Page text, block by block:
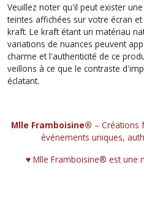
Veuillez noter qu'il peut exister
teintes affichées sur votre écran
kraft. Le kraft étant un matériau
variations de nuances peuvent
charme et l'authenticité de ce
veillons à ce que le contraste
éclatant.
Mlle Framboisine® – Créations
événements uniques,
♥︎ Mlle Framboisine® est une